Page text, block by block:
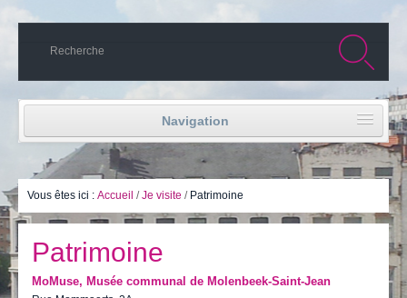
Navigation
Accueil
Vie politique
Je visite
Vous êtes ici : Accueil /Je visite / Patrimoine
Patrimoine
MoMuse, Musée communal de Molenbeek-Saint-Jean